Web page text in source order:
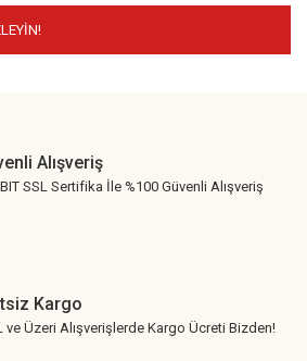
Alışveriş
SSL Sertifika İle %100 Güvenli Alışveriş
Kargo
ve Üzeri Alışverişlerde Kargo Ücreti Bizden!